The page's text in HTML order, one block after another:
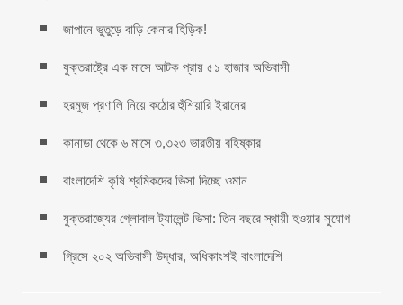
জাপানে ভুতুড়ে বাড়ি কেনার হিড়িক!
যুক্তরাষ্ট্রে এক মাসে আটক প্রায় ৫১ হাজার অভিবাসী
হরমুজ প্রণালি নিয়ে কঠোর হুঁশিয়ারি ইরানের
কানাডা থেকে ৬ মাসে ৩,৩২৩ ভারতীয় বহিষ্কার
বাংলাদেশি কৃষি শ্রমিকদের ভিসা দিচ্ছে ওমান
যুক্তরাজ্যের গ্লোবাল ট্যালেন্ট ভিসা: তিন বছরে স্থায়ী হওয়ার সুযোগ
গ্রিসে ২০২ অভিবাসী উদ্ধার, অধিকাংশই বাংলাদেশি